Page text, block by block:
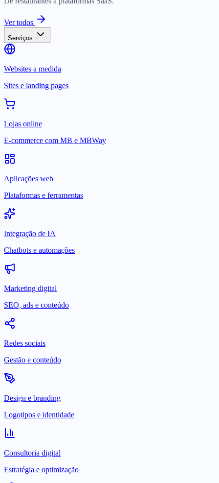
Ver todos
Serviços
Websites a medida
Sites e landing pages
Lojas online
E-commerce com MB e MBWay
Aplicações web
Plataformas e ferramentas
Integração de IA
Chatbots e automações
Marketing digital
SEO, ads e conteúdo
Redes sociais
Gestão e conteúdo
Design e branding
Logotipos e identidade
Consultoria digital
Estratégia e optimização